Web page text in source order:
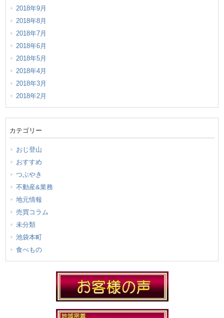
2018年9月
2018年8月
2018年7月
2018年6月
2018年5月
2018年4月
2018年3月
2018年2月
カテゴリー
おじ登山
おすすめ
つぶやき
不動産&業務
地元情報
売買コラム
未分類
池袋本町
食べもの